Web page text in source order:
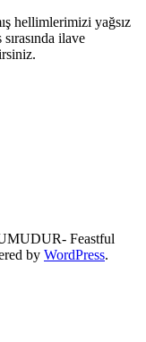
hellimlerimizi yağsız
ilave
Feastful
by WordPress.